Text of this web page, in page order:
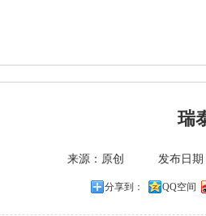
瑞
来源：原创 发布日
分享到： QQ空间